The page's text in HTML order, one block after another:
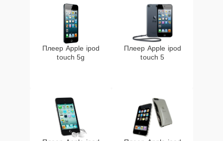
Плеер Apple ipod
touch 5g
Плеер Apple ipod
touch 5